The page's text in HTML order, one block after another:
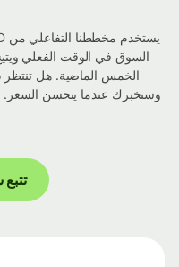
السوق في الوقت الفعلي
الخمس الماضية. هل تنتظر
وسنخبرك عندما يتحسن السعر. لن
تتبع